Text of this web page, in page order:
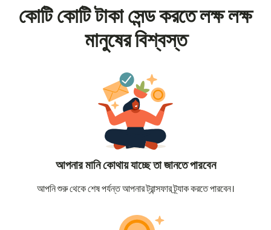
কোটি কোটি টাকা সেন্ড করতে লক্ষ লক্ষ
মানুষের বিশ্বস্ত
আপনার মানি কোথায় যাচ্ছে তা জানতে পারবেন
আপনি শুরু থেকে শেষ পর্যন্ত আপনার ট্রান্সফার ট্র্যাক করতে পারবেন।